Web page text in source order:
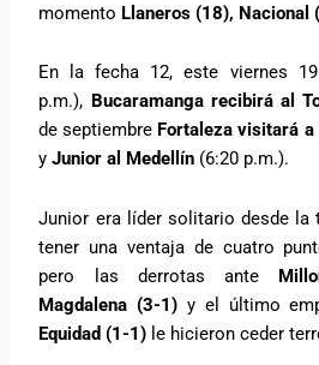
momento Llaneros (18), Nacional
En la fecha 12, este viernes
p.m.), Bucaramanga recibirá al
de septiembre Fortaleza visitará
yJunior al Medellín (6:20 p.m.).
Junior era líder solitario desde la
tener una ventaja de cuatro
pero las derrotas ante
Magdalena (3-1) y el último
Equidad (1-1) le hicieron ceder